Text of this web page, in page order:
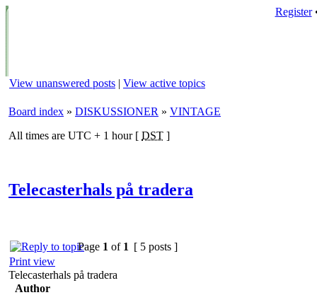
Register
View unanswered posts | View active topics
Board index » DISKUSSIONER » VINTAGE
All times are UTC + 1 hour [ DST ]
Telecasterhals på tradera
Page 1 of 1 [ 5 posts ]
Print view
Telecasterhals på tradera
Author